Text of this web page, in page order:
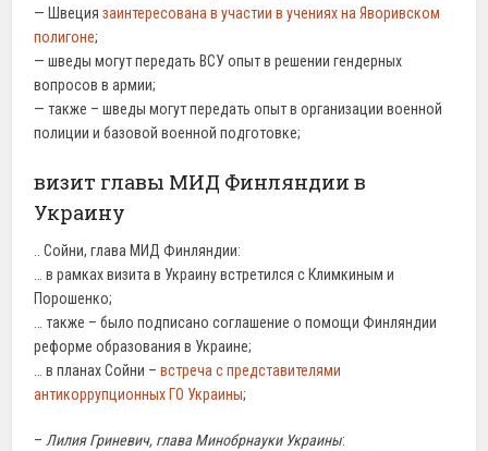
— Швециязаинтересована в участии в учениях на Яворивском
полигоне;
— шведы могут передать ВСУ опыт в решении гендерных
вопросов в армии;
— также – шведы могут передать опыт в организации военной
полиции и базовой военной подготовке;
визит главы МИД Финляндии в
Украину
.. Сойни, глава МИД Финляндии:
… в рамках визита в Украину встретился с Климкиным и
Порошенко;
… также – было подписано соглашение о помощи Финляндии
реформе образования в Украине;
… в планах Сойни –встреча с представителями
антикоррупционных ГО Украины;
– Лилия Гриневич, глава Минобрнауки Украины: